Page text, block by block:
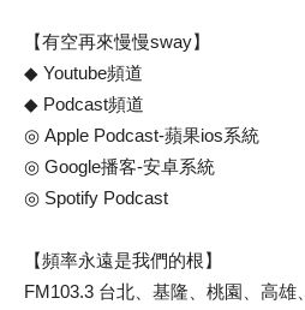
【有空再來慢慢sway】
◆ Youtube頻道
◆ Podcast頻道
◎ Apple Podcast-蘋果ios系統
◎ Google播客-安卓系統
◎ Spotify Podcast
【頻率永遠是我們的根】
FM103.3 台北、基隆、桃園、高雄